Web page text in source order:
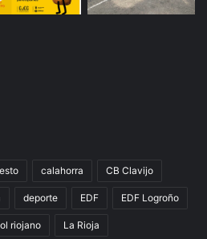
calahorra CB Clavijo
deporte EDF EDF Logroño
riojano La Rioja